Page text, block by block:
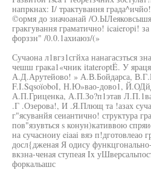
напркнах: I/ трактування
©ормя до зиачоанай /
гракгування граматично! icaieropi!
форззн" /0.0.1ахиаюз/(»
Сучаона л1вгз1сгйха нанагасзться
чешш грака1«чник itateroptË. У
А.Д.Арутейово! » А.В.Бойдарса,
F.I.SqsoïoboI, Н.Ю»вао-дово1,
А.П.Гриценка, А.П.Зо?п1этав
.Г .Озерова!, И .Я.Плющ та !азах
г"ясуванйя сеиантично! структура
пов"язувться s конун)кативвою
на сучасноиу eiaai вяэ п!дготовлеао
досл{дженая Я одису
вкзна-ченая ступеая Ix
форкальашс